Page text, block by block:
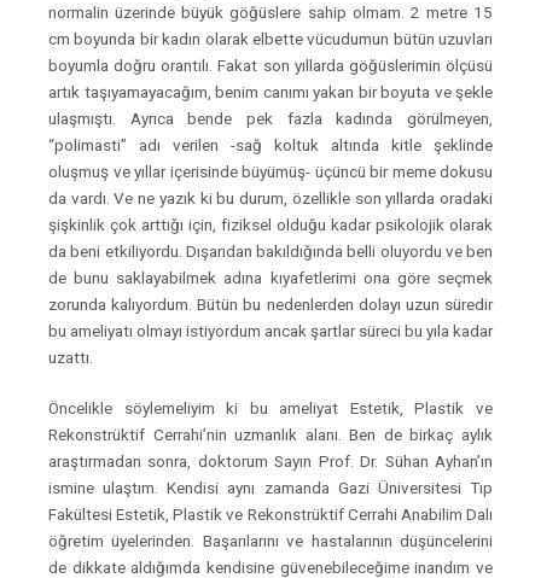
normalin üzerinde büyük göğüslere sahip olmam. 2 metre 15
cm boyunda bir kadın olarak elbette vücudumun bütün uzuvları
boyumla doğru orantılı. Fakat son yıllarda göğüslerimin ölçüsü
artık taşıyamayacağım, benim canımı yakan bir boyuta ve şekle
ulaşmıştı. Ayrıca bende pek fazla kadında görülmeyen,
“polimasti” adı verilen -sağ koltuk altında kitle şeklinde
oluşmuş ve yıllar içerisinde büyümüş- üçüncü bir meme dokusu
da vardı. Ve ne yazık ki bu durum, özellikle son yıllarda oradaki
şişkinlik çok arttığı için, fiziksel olduğu kadar psikolojik olarak
da beni etkiliyordu. Dışarıdan bakıldığında belli oluyordu ve ben
de bunu saklayabilmek adına kıyafetlerimi ona göre seçmek
zorunda kalıyordum. Bütün bu nedenlerden dolayı uzun süredir
bu ameliyatı olmayı istiyordum ancak şartlar süreci bu yıla kadar
uzattı.
Öncelikle söylemeliyim ki bu ameliyat Estetik, Plastik ve
Rekonstrüktif Cerrahi’nin uzmanlık alanı. Ben de birkaç aylık
araştırmadan sonra, doktorum Sayın Prof. Dr. Sühan Ayhan’ın
ismine ulaştım. Kendisi aynı zamanda Gazi Üniversitesi Tıp
Fakültesi Estetik, Plastik ve Rekonstrüktif Cerrahi Anabilim Dalı
öğretim üyelerinden. Başarılarını ve hastalarının düşüncelerini
de dikkate aldığımda kendisine güvenebileceğime inandım ve